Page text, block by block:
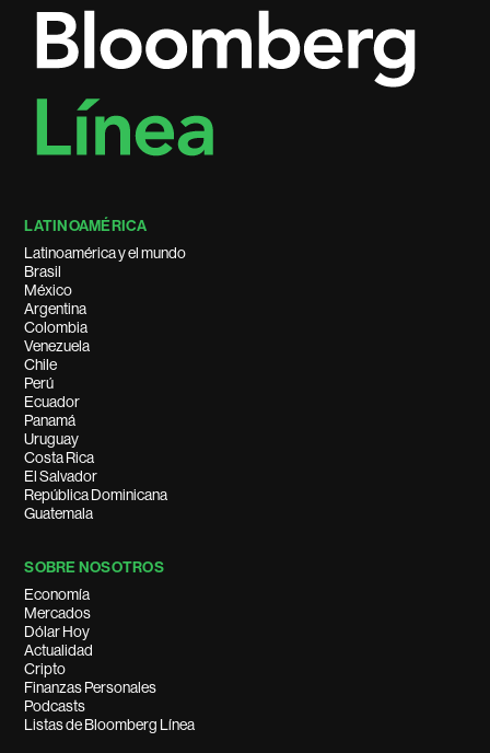
LATINOAMÉRICA
Latinoamérica y el mundo
Brasil
México
Argentina
Colombia
Venezuela
Chile
Perú
Ecuador
Panamá
Uruguay
Costa Rica
El Salvador
República Dominicana
Guatemala
SOBRE NOSOTROS
Economía
Mercados
Dólar Hoy
Actualidad
Cripto
Finanzas Personales
Podcasts
Listas de Bloomberg Línea